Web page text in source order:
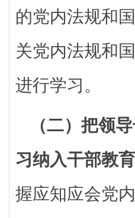
的党内法规和
关党内法规和
进行学习。
（二）把领
习纳入干部教育
握应知应会党